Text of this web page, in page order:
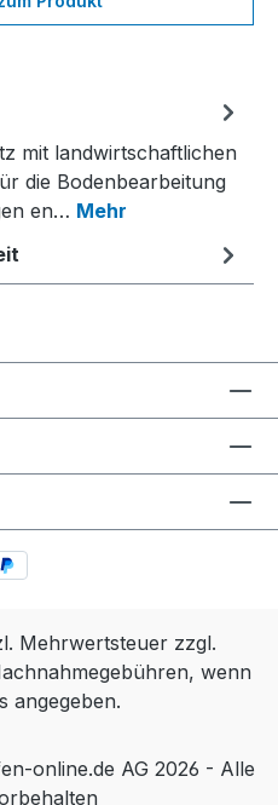
mit landwirtschaftlichen
die Bodenbearbeitung
en… Mehr
Mehrwertsteuer zzgl.
wenn
angegeben.
online.de AG 2026 - Alle